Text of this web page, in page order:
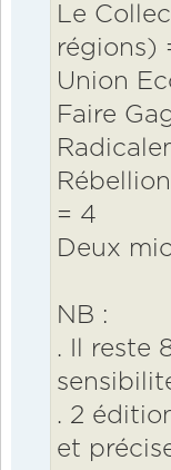
Le
régions)
Union
Faire
= 4
Deux
NB :
. Il reste
. 2
et